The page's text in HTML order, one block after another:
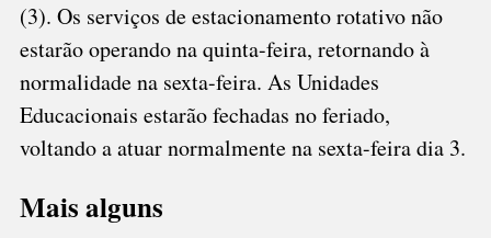
(3). Os serviços de estacionamento rotativo não
estarão operando na quinta-feira, retornando à
normalidade na sexta-feira. As Unidades
Educacionais estarão fechadas no feriado,
voltando a atuar normalmente na sexta-feira dia 3.
Mais alguns